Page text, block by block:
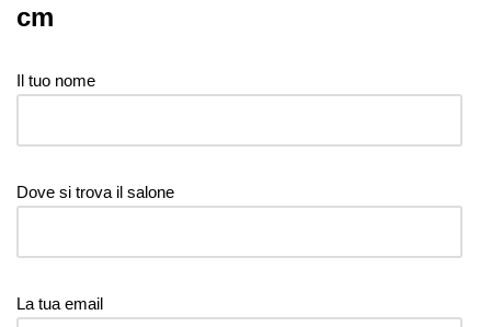
cm
Il tuo nome
Dove si trova il salone
La tua email